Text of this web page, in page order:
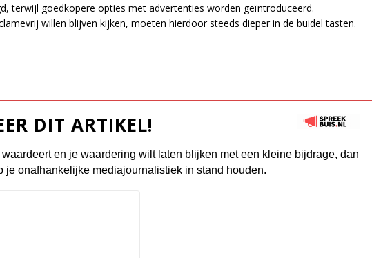
terwijl goedkopere opties met advertenties worden geïntroduceerd.
willen blijven kijken, moeten hierdoor steeds dieper in de buidel tasten.
DIT ARTIKEL!
en je waardering wilt laten blijken met een kleine bijdrage, dan
je onafhankelijke mediajournalistiek in stand houden.